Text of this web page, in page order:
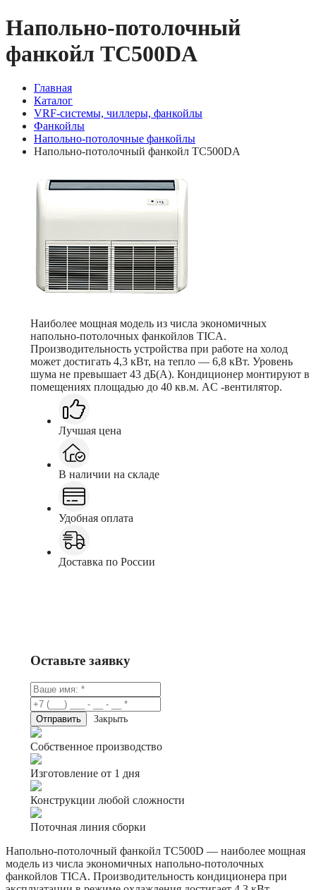
Напольно-потолочный
фанкойл TC500DA
Главная
Каталог
VRF-системы, чиллеры, фанкойлы
Фанкойлы
Напольно-потолочные фанкойлы
Напольно-потолочный фанкойл TC500DA
Наиболее мощная модель из числа экономичных
напольно-потолочных фанкойлов TICA.
Производительность устройства при работе на холод
может достигать 4,3 кВт, на тепло — 6,8 кВт. Уровень
шума не превышает 43 дБ(А). Кондиционер монтируют в
помещениях площадью до 40 кв.м. AC -вентилятор.
Лучшая цена
В наличии на складе
Удобная оплата
Доставка по России
Оставьте заявку
Закрыть
Собственное производство
Изготовление от 1 дня
Конструкции любой сложности
Поточная линия сборки
Напольно-потолочный фанкойл TC500D — наиболее мощная
модель из числа экономичных напольно-потолочных
фанкойлов TICA. Производительность кондиционера при